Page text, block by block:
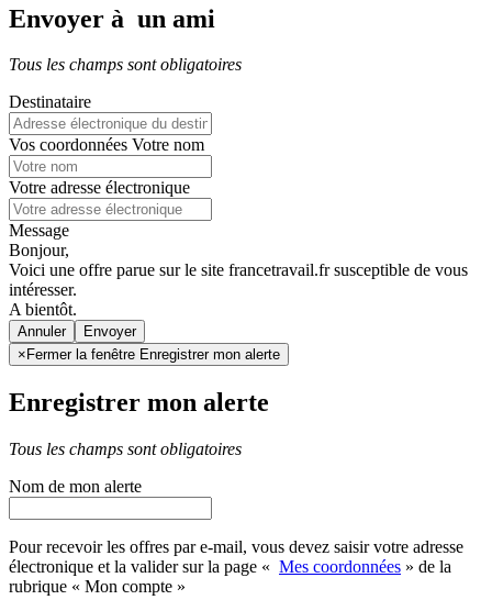
Envoyer à un ami
Tous les champs sont obligatoires
Destinataire
Vos coordonnées Votre nom
Votre adresse électronique
Message
Bonjour,
Voici une offre parue sur le site francetravail.fr susceptible de vous
intéresser.
A bientôt.
Annuler
× Fermer la fenêtre Enregistrer mon alerte
Enregistrer mon alerte
Tous les champs sont obligatoires
Nom de mon alerte
Pour recevoir les offres par e-mail, vous devez saisir votre adresse
électronique et la valider sur la page « Mes coordonnées » de la
rubrique « Mon compte »